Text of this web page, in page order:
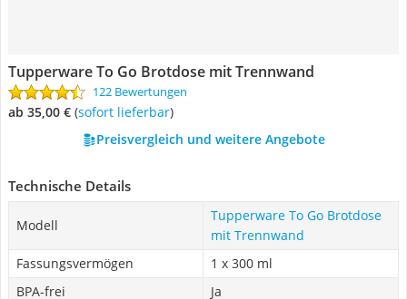
Tupperware To Go Brotdose mit Trennwand
122 Bewertungen
ab 35,00 € ( Sofort lieferbar)
Preisvergleich und weitere Angebote
Technische Details
Modell
Tupperware To Go Brotdose
mit Trennwand
Fassungsvermögen
1 x 300 ml
BPA-frei
Ja